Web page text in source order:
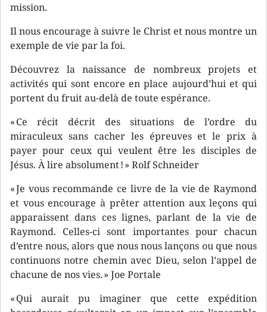
mission.
Il nous encourage à suivre le Christ et nous montre un
exemple de vie par la foi.
Découvrez la naissance de nombreux projets et
activités qui sont encore en place aujourd’hui et qui
portent du fruit au-delà de toute espérance.
« Ce récit décrit des situations de l’ordre du
miraculeux sans cacher les épreuves et le prix à
payer pour ceux qui veulent être les disciples de
Jésus. À lire absolument ! » Rolf Schneider
« Je vous recommande ce livre de la vie de Raymond
et vous encourage à prêter attention aux leçons qui
apparaissent dans ces lignes, parlant de la vie de
Raymond. Celles-ci sont importantes pour chacun
d’entre nous, alors que nous nous lançons ou que nous
continuons notre chemin avec Dieu, selon l’appel de
chacune de nos vies. » Joe Portale
« Qui aurait pu imaginer que cette expédition